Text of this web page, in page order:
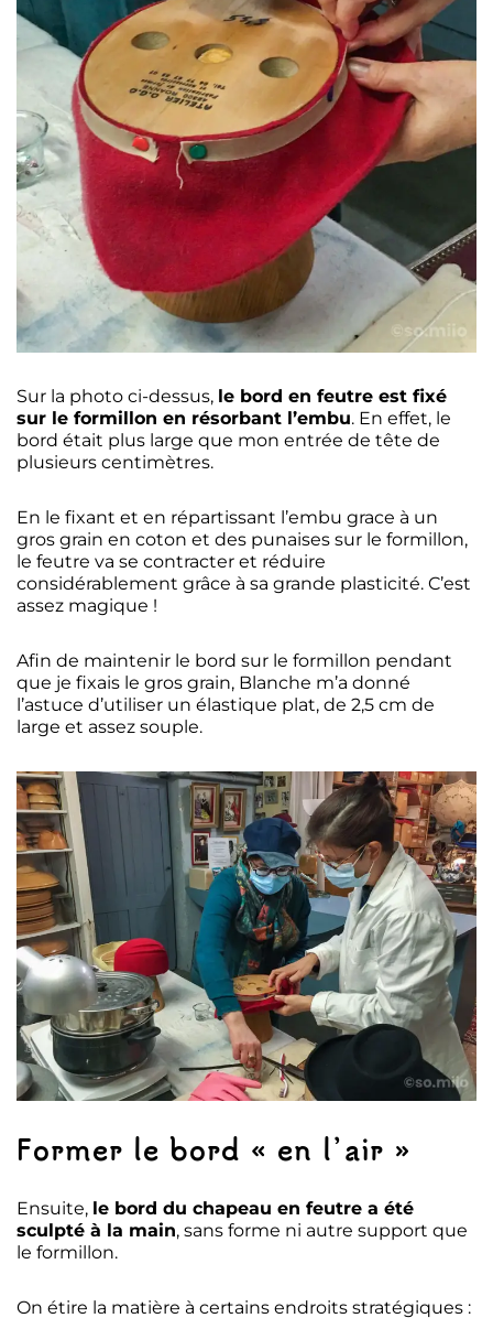
Sur la photo ci-dessus, le bord en feutre est fixé
sur le formillon en résorbant l’embu. En effet, le
bord était plus large que mon entrée de tête de
plusieurs centimètres.
En le fixant et en répartissant l’embu grace à un
gros grain en coton et des punaises sur le formillon,
le feutre va se contracter et réduire
considérablement grâce à sa grande plasticité. C’est
assez magique !
Afin de maintenir le bord sur le formillon pendant
que je fixais le gros grain, Blanche m’a donné
l’astuce d’utiliser un élastique plat, de 2,5 cm de
large et assez souple.
Former le bord « en l’air »
Ensuite, le bord du chapeau en feutre a été
sculpté à la main, sans forme ni autre support que
le formillon.
On étire la matière à certains endroits stratégiques :